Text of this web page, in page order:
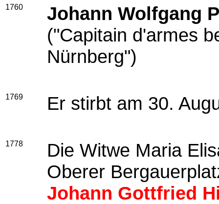
1760
Johann Wolfgang
("Capitain d'armes
Nürnberg")
1769 Er stirbt am 30.
1778
Die Witwe Maria
Oberer
Johann Gottfried